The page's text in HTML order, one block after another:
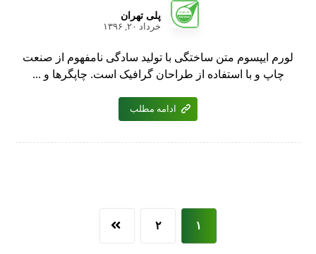
پلی تهران
خرداد ۲۰, ۱۳۹۶
لورم ایپسوم متن ساختگی با تولید سادگی نامفهوم از صنعت
چاپ و با استفاده از طراحان گرافیک است. چاپگرها و ...
ادامه مطلب
۱ ۲